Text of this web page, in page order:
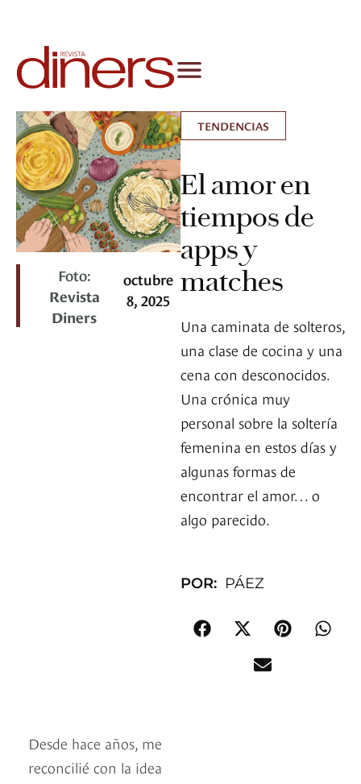
Foto:
Revista
Diners
octubre
8, 2025
TENDENCIAS
El amor en
tiempos de
apps y
matches
Una caminata de solteros,
una clase de cocina y una
cena con desconocidos.
Una crónica muy
personal sobre la soltería
femenina en estos días y
algunas formas de
encontrar el amor… o
algo parecido.
POR: PÁEZ
Desde hace años, me
reconcilié con la idea